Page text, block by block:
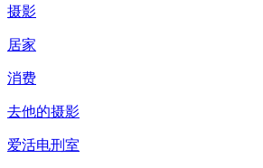
摄影
居家
消费
去他的摄影
爱活电刑室